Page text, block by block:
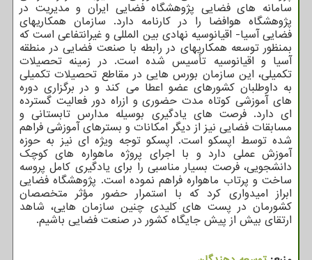
سامانه های فضایی پژوهشگاه فضایی ایران و مدیریت در
پژوهشگاه هوافضا را در کارنامه دارد. سازمان همکاریهای
فضایی آسیا- اقیانوسیه نهادی بین المللی و غیرانتفاعی است که
بمنظور توسعه همکاریهای در رابطه با صنعت فضایی در منطقه
آسیا و اقیانوسیه تأسیس شده است. در زمینه تحصیلات
تکمیلی، این سازمان بورس هایی در مقاطع تحصیلات تکمیلی
به داوطلبان کشورهای عضو اعطا می‎ کند و در برگزاری دوره
های آموزشی کوتاه مدت حضوری و ازراه دور فعالیت گسترده
ای دارد. فرصت های یادگیری بوسیله مدارس تابستانی و
مسابقات فضایی نیز از دیگر امکانات و بسترهای آموزشی فراهم
شده توسط اپسکو است. اپسکو توجه ویژه ای نیز به حوزه
آموزش عملی دارد و با اجرای پروژه ماهواره های کوچک
دانشجویی، فرصت بسیار مناسبی را برای یادگیری کامل پروسه
ساخت و پرتاب ماهواره فراهم نموده است. پژوهشگاه فضایی
ابراز امیدواری کرد که با استمرار حضور مؤثر متخصصان
کشورمان در پست های کلیدی چنین سازمان هایی، شاهد
ارتقای بیش از پیش جایگاه کشور در صنعت فضایی باشیم.